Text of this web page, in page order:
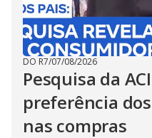
DO R7/07/08/2026
Pesquisa da
preferência
nas compras